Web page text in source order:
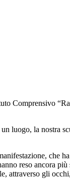
Comprensivo
luogo, la nostra
che
reso ancora più
attraverso gli